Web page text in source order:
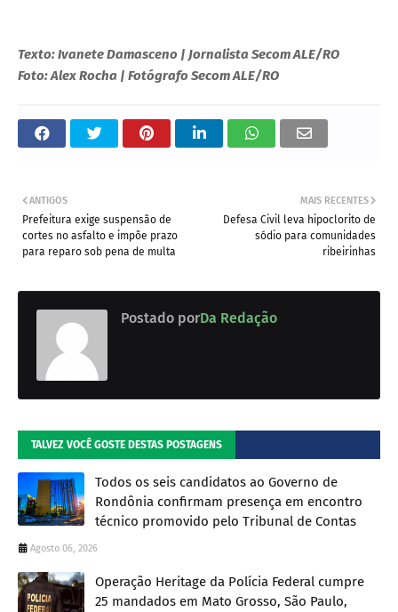
Texto: Ivanete Damasceno | Jornalista Secom ALE/RO
Foto: Alex Rocha | Fotógrafo Secom ALE/RO
MAIS RECENTES
Defesa Civil leva hipoclorito de
sódio para comunidades
ribeirinhas
ANTIGOS
Prefeitura exige suspensão de
cortes no asfalto e impõe prazo
para reparo sob pena de multa
Postado porDa Redação
TALVEZ VOCÊ GOSTE DESTAS POSTAGENS
Todos os seis candidatos ao Governo de
Rondônia confirmam presença em encontro
técnico promovido pelo Tribunal de Contas
Agosto 06, 2026
Operação Heritage da Polícia Federal cumpre
25 mandados em Mato Grosso, São Paulo,